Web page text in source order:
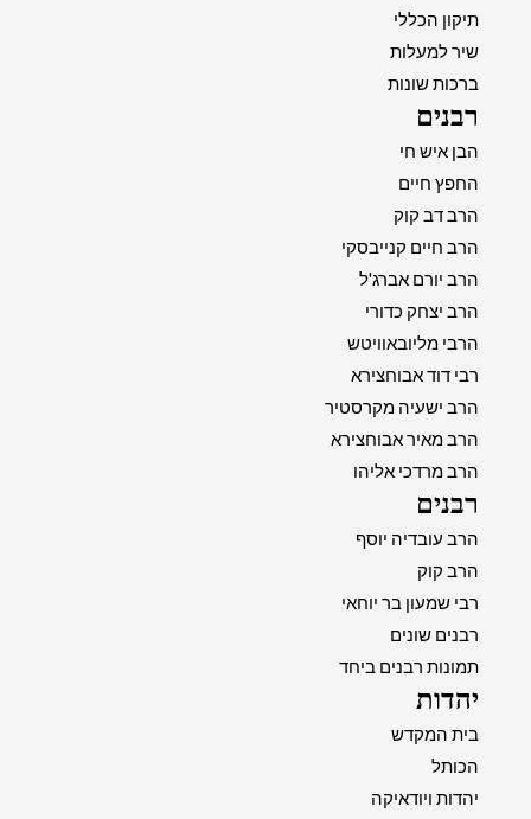
תיקון הכללי
שיר למעלות
ברכות שונות
רבנים
הבן איש חי
החפץ חיים
הרב דב קוק
הרב חיים קנייבסקי
הרב יורם אברג'ל
הרב יצחק כדורי
הרבי מליובאוויטש
רבי דוד אבוחצירא
הרב ישעיה מקרסטיר
הרב מאיר אבוחצירא
הרב מרדכי אליהו
רבנים
הרב עובדיה יוסף
הרב קוק
רבי שמעון בר יוחאי
רבנים שונים
תמונות רבנים ביחד
יהדות
בית המקדש
הכותל
יהדות ויודאיקה